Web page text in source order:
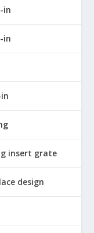
in
in
insert grate
design